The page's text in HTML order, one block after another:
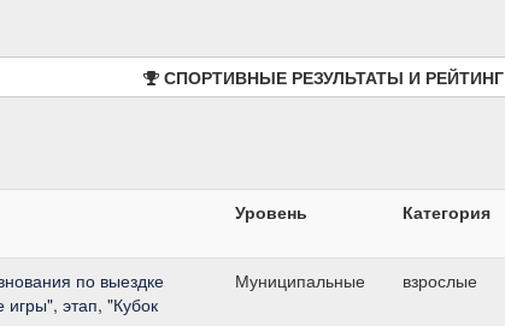
СПОРТИВНЫЕ РЕЗУЛЬТАТЫ И РЕЙТИНГ
Уровень Категория
по выездке
этап, "Кубок
Муниципальные взрослые